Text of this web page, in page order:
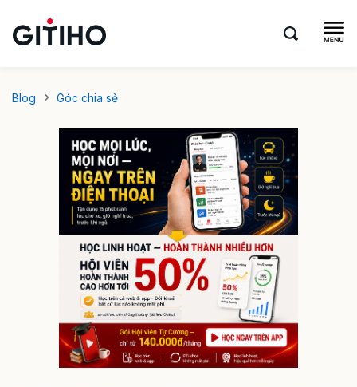
Blog Góc chia sẻ